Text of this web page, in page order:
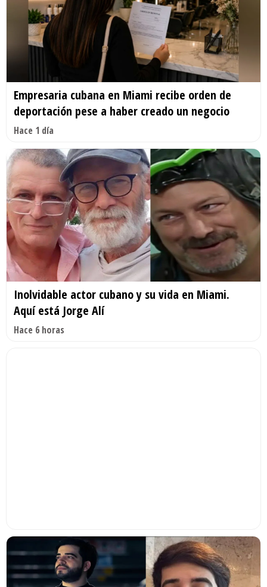
Empresaria cubana en Miami recibe orden de
deportación pese a haber creado un negocio
Hace 1 día
Inolvidable actor cubano y su vida en Miami.
Aquí está Jorge Alí
Hace 6 horas